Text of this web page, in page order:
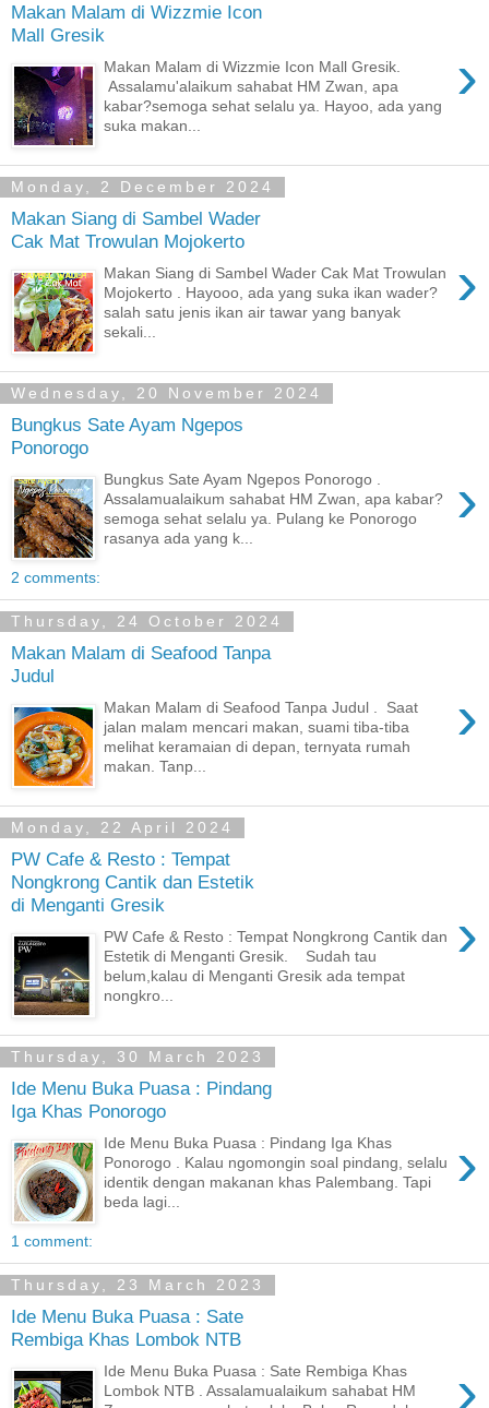
Makan Malam di Wizzmie Icon
Mall Gresik
›
Makan Malam di Wizzmie Icon Mall Gresik.
Assalamu'alaikum sahabat HM Zwan, apa
kabar?semoga sehat selalu ya. Hayoo, ada yang
suka makan...
Monday, 2 December 2024
Makan Siang di Sambel Wader
Cak Mat Trowulan Mojokerto
›
Makan Siang di Sambel Wader Cak Mat Trowulan
Mojokerto . Hayooo, ada yang suka ikan wader?
salah satu jenis ikan air tawar yang banyak
sekali...
Wednesday, 20 November 2024
Bungkus Sate Ayam Ngepos
Ponorogo
›
Bungkus Sate Ayam Ngepos Ponorogo .
Assalamualaikum sahabat HM Zwan, apa kabar?
semoga sehat selalu ya. Pulang ke Ponorogo
rasanya ada yang k...
2 comments:
Thursday, 24 October 2024
Makan Malam di Seafood Tanpa
Judul
›
Makan Malam di Seafood Tanpa Judul . Saat
jalan malam mencari makan, suami tiba-tiba
melihat keramaian di depan, ternyata rumah
makan. Tanp...
Monday, 22 April 2024
PW Cafe & Resto : Tempat
Nongkrong Cantik dan Estetik
di Menganti Gresik
›
PW Cafe & Resto : Tempat Nongkrong Cantik dan
Estetik di Menganti Gresik. Sudah tau
belum,kalau di Menganti Gresik ada tempat
nongkro...
Thursday, 30 March 2023
Ide Menu Buka Puasa : Pindang
Iga Khas Ponorogo
›
Ide Menu Buka Puasa : Pindang Iga Khas
Ponorogo . Kalau ngomongin soal pindang, selalu
identik dengan makanan khas Palembang. Tapi
beda lagi...
1 comment:
Thursday, 23 March 2023
Ide Menu Buka Puasa : Sate
Rembiga Khas Lombok NTB
›
Ide Menu Buka Puasa : Sate Rembiga Khas
Lombok NTB . Assalamualaikum sahabat HM